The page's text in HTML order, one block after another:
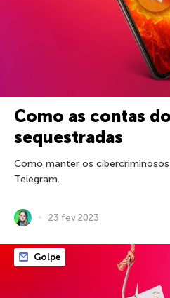
Como as contas
sequestradas
Como manter os
Telegram.
23 fev 2023
Golpe